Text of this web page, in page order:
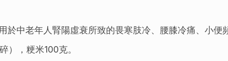
於中老年人腎陽虛衰所致的畏寒肢冷、腰膝冷痛、小便
），粳米100克。